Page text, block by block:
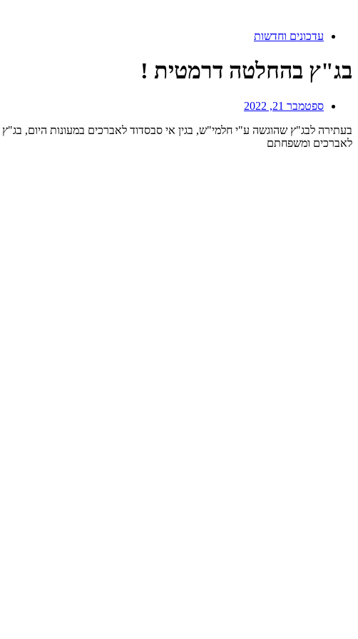
עדכונים וחדשות
בג"ץ בהחלטה דרמטית !
ספטמבר 21, 2022
בעתירה לבג"ץ שהוגשה ע"י חלמי"ש, בגין אי סבסדוד לאברכים במעונות היום,
לאברכים ומשפחתם